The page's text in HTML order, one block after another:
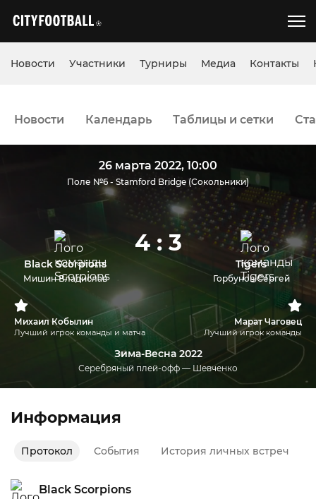
Новости Участники Турниры Медиа Контакты
Новости Календарь Таблицы и сетки
26 марта 2022, 10:00
Поле №6 - Stamford Bridge (Сокольники)
Black Scorpions
Мишин Владислав
4 : 3
Tigers
Горбунов Сергей
Михаил Кобылин
Лучший игрок команды и матча
Марат Чаговец
Лучший игрок команды
Зима-Весна 2022
Серебряный плей-офф — Шевченко
Информация
Протокол События История личных встреч
Black Scorpions